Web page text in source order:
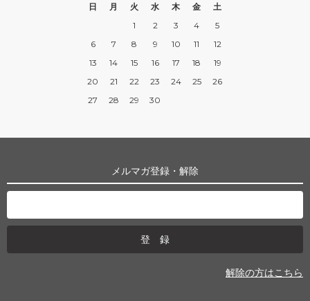
日
月 火 水 木 金
土
1
2 3 4
5
6
7 8 9 10 11
12
13
14 15 16 17 18
19
20
21 22 23 24 25
26
27
28 29 30
メルマガ登録・解除
解除の方はこちら